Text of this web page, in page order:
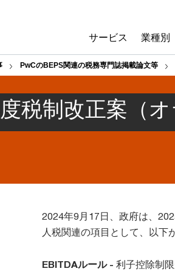
サービス 業種別
PwCのBEPS関連の税務専門誌掲載論文等
税制改正案（オ
2024年9月17日、政府は、
人税関連の項目として、以下
EBITDAルール - 利子控除制